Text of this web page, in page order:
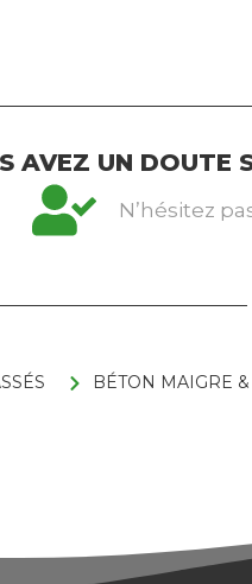
AVEZ UN DOUTE
N’hésitez
BÉTON MAIGRE